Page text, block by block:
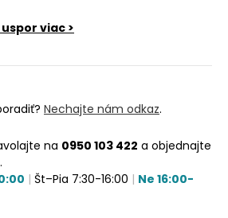
viac >
Nechajte nám odkaz.
na 0950 103 422 a objednajte
| Št–Pia 7:30-16:00 | Ne 16:00-